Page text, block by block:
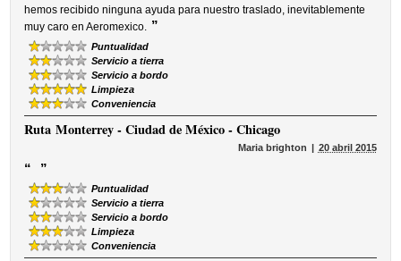
hemos recibido ninguna ayuda para nuestro traslado, inevitablemente
muy caro en Aeromexico. ”
Puntualidad
Servicio a tierra
Servicio a bordo
Limpieza
Conveniencia
RutaMonterrey - Ciudad de México - Chicago
Maria brighton 20 abril 2015
“ ”
Puntualidad
Servicio a tierra
Servicio a bordo
Limpieza
Conveniencia